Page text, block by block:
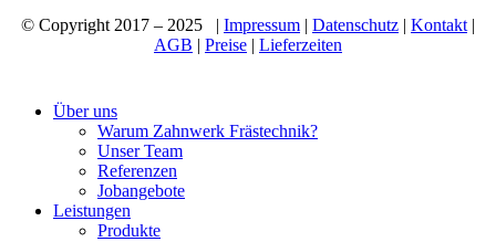
© Copyright 2017 – 2025 | Impressum | Datenschutz | Kontakt |
AGB | Preise | Lieferzeiten
Close
Über uns
Warum Zahnwerk Frästechnik?
Unser Team
Referenzen
Jobangebote
Leistungen
Produkte